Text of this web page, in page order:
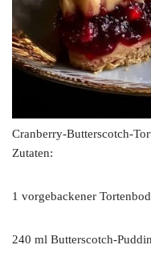
Cranberry-Butterscotch-
Zutaten:
1 vorgebackener
240 ml Butterscotch-